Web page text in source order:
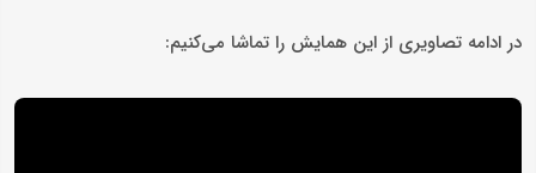
در ادامه تصاویری از این همایش را تماشا می‌کنیم: